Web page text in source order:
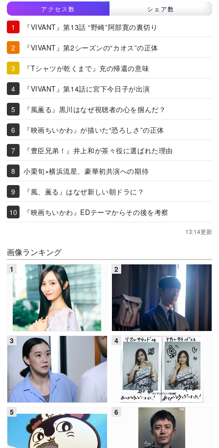
アクセス数 シェア数
『VIVANT』第13話 “野崎”阿部寛の裏切り
『VIVANT』第2シーズンの“カオス”の正体
『Tシャツが乾くまで』充の帰還の意味
『VIVANT』第14話に宮下今日子が出演
『風薫る』黒川はなぜ視聴者の心を掴んだ？
『映画ちいかわ』が描いた“恐ろしさ”の正体
『豊臣兄弟！』井上和が茶々役に選ばれた理由
小栗旬×横浜流星、豪華初共演への期待
『風、薫る』はなぜ新しい朝ドラに？
『映画ちいかわ』EDテーマからその後を考察
13:14更新
画像ランキング